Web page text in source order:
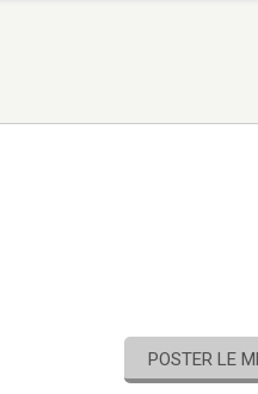
POSTER LE